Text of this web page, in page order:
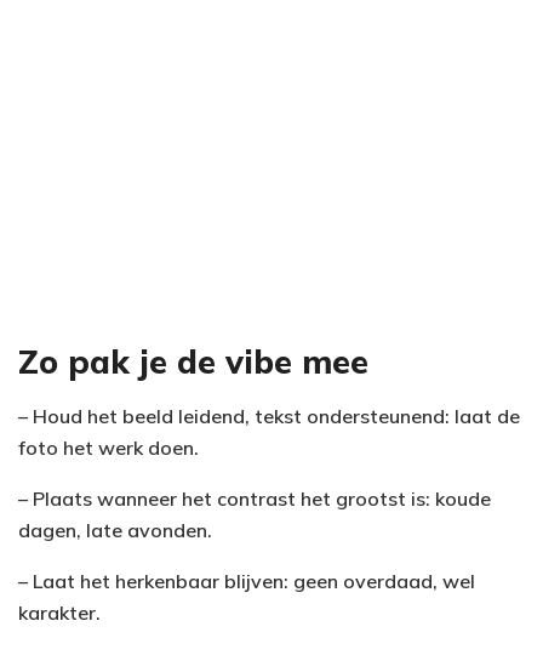
Zo pak je de vibe mee
– Houd het beeld leidend, tekst ondersteunend: laat de
foto het werk doen.
– Plaats wanneer het contrast het grootst is: koude
dagen, late avonden.
– Laat het herkenbaar blijven: geen overdaad, wel
karakter.